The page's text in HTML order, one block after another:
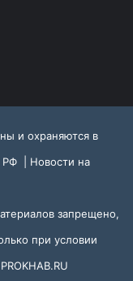
и охраняются в
РФ | Новости на
запрещено,
при условии
PROKHAB.RU